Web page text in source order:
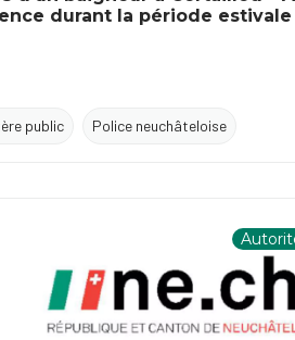
durant la période estivale
public Police neuchâteloise